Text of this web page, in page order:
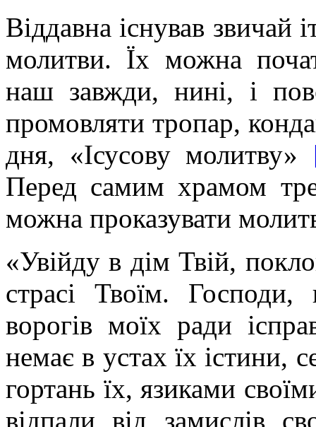
Віддавна існував звичай
молитви. Їх можна
наш завжди, нині, і
промовляти тропар,
дня, «Ісусову молитву»
Перед самим храмом
можна проказувати
«Увійду в дім Твій,
страсі Твоїм.
ворогів моїх ради
немає в устах їх істини,
гортань їх, язиками
відпали від замислів